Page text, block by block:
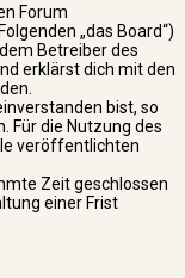
Forum
„das Board“)
Betreiber des
erklärst dich mit den
bist, so
Für die Nutzung des
veröffentlichten
Zeit geschlossen
einer Frist